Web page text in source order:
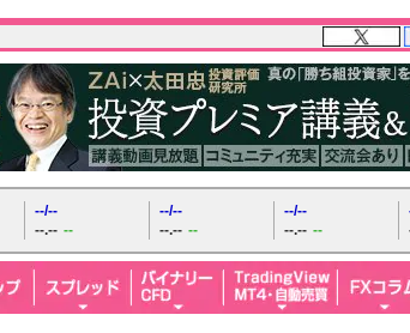
--/--
--.-- --
--/--
--.-- --
--/--
--.-- --